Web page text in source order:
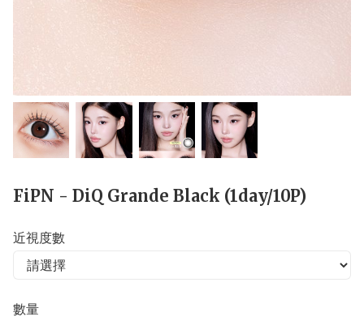
FiPN - DiQ Grande Black (1day/10P)
近視度數
數量